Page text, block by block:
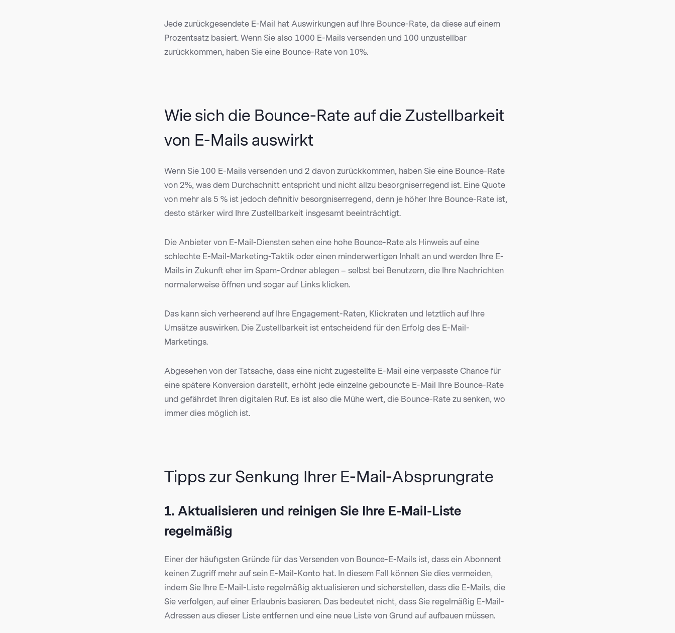
Jede zurückgesendete E-Mail hat Auswirkungen auf Ihre Bounce-Rate, da diese auf einem
Prozentsatz basiert. Wenn Sie also 1000 E-Mails versenden und 100 unzustellbar
zurückkommen, haben Sie eine Bounce-Rate von 10%.
Wie sich die Bounce-Rate auf die Zustellbarkeit
von E-Mails auswirkt
Wenn Sie 100 E-Mails versenden und 2 davon zurückkommen, haben Sie eine Bounce-Rate
von 2%, was dem Durchschnitt entspricht und nicht allzu besorgniserregend ist. Eine Quote
von mehr als 5 % ist jedoch definitiv besorgniserregend, denn je höher Ihre Bounce-Rate ist,
desto stärker wird Ihre Zustellbarkeit insgesamt beeinträchtigt.
Die Anbieter von E-Mail-Diensten sehen eine hohe Bounce-Rate als Hinweis auf eine
schlechte E-Mail-Marketing-Taktik oder einen minderwertigen Inhalt an und werden Ihre E-
Mails in Zukunft eher im Spam-Ordner ablegen – selbst bei Benutzern, die Ihre Nachrichten
normalerweise öffnen und sogar auf Links klicken.
Das kann sich verheerend auf Ihre Engagement-Raten, Klickraten und letztlich auf Ihre
Umsätze auswirken. Die Zustellbarkeit ist entscheidend für den Erfolg des E-Mail-
Marketings.
Abgesehen von der Tatsache, dass eine nicht zugestellte E-Mail eine verpasste Chance für
eine spätere Konversion darstellt, erhöht jede einzelne gebouncte E-Mail Ihre Bounce-Rate
und gefährdet Ihren digitalen Ruf. Es ist also die Mühe wert, die Bounce-Rate zu senken, wo
immer dies möglich ist.
Tipps zur Senkung Ihrer E-Mail-Absprungrate
1. Aktualisieren und reinigen Sie Ihre E-Mail-Liste
regelmäßig
Einer der häufigsten Gründe für das Versenden von Bounce-E-Mails ist, dass ein Abonnent
keinen Zugriff mehr auf sein E-Mail-Konto hat. In diesem Fall können Sie dies vermeiden,
indem Sie Ihre E-Mail-Liste regelmäßig aktualisieren und sicherstellen, dass die E-Mails, die
Sie verfolgen, auf einer Erlaubnis basieren. Das bedeutet nicht, dass Sie regelmäßig E-Mail-
Adressen aus dieser Liste entfernen und eine neue Liste von Grund auf aufbauen müssen.